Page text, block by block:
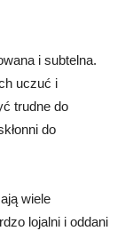
i subtelna.
uczuć i
trudne do
do
wiele
lojalni i oddani